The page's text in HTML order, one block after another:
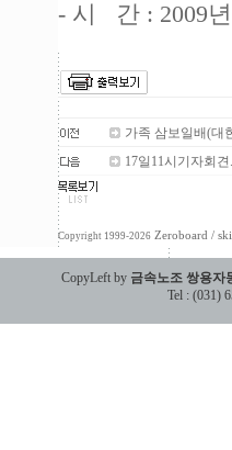
- 시 간 : 2009
가족 삼보일배(대
17일11시기자회
Copyright 1999-2026 Zeroboard /
CopyLeft by 금속노조 쌍용자
Tel : (031)